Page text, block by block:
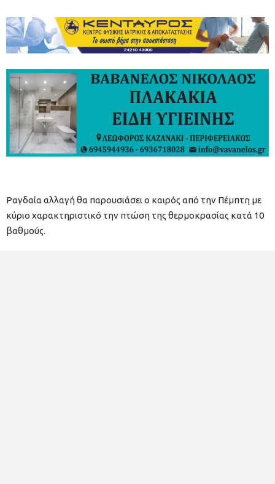
Ραγδαία αλλαγή θα παρουσιάσει ο καιρός από την Πέμπτη με
κύριο χαρακτηριστικό την πτώση της θερμοκρασίας κατά 10
βαθμούς.